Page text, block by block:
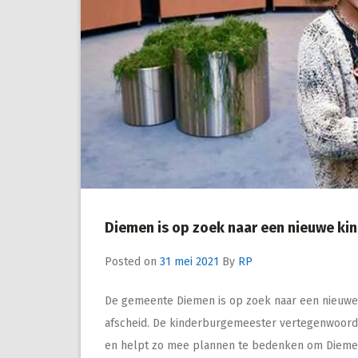
Diemen is op zoek naar een nieuwe
Posted on 31 mei 2021 By RP
De gemeente Diemen is op zoek naar een
afscheid. De kinderburgemeester
en helpt zo mee plannen te bedenken om